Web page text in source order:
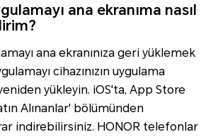
ana ekranıma nasıl
ana ekranınıza geri yüklemek
cihazınızın uygulama
yükleyin. iOS'ta, App Store
Alınanlar' bölümünden
indirebilirsiniz. HONOR telefonlar